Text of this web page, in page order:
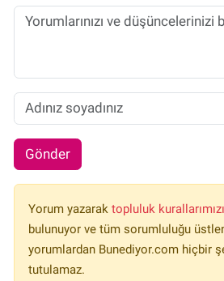
Gönder
Yorum yazarak topluluk kurallarımızı
bulunuyor ve tüm sorumluluğu
yorumlardan Bunediyor.com hiçbir
tutulamaz.